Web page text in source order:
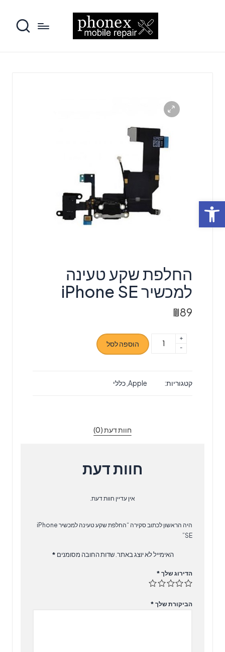
פתח סרגל נגישות
החלפת שקע טעינה
למכשיר iPhone SE
₪89
כמות
טעינה
-
+
הוספה לסל
קטגוריות: Apple כללי
חוות דעת (0)
חוות דעת
אין עדיין חוות דעת.
היה הראשון לכתוב סקירה “החלפת שקע טעינה למכשיר iPhone
SE”
האימייל לא יוצג באתר. שדות החובה מסומנים *
הדירוג שלך *
הביקורת שלך *